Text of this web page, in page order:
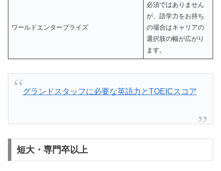
ワールドエンタープライズ
必須ではありません
が、語学力をお持ち
の場合はキャリアの
選択肢の幅が広がり
ます。
グランドスタッフに必要な英語力とTOEICスコア
短大・専門卒以上